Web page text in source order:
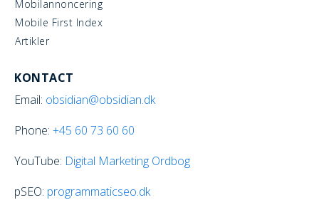
Mobilannoncering
Mobile First Index
Artikler
KONTACT
Email: obsidian@obsidian.dk
Phone: +45 60 73 60 60
YouTube: Digital Marketing Ordbog
pSEO: programmaticseo.dk